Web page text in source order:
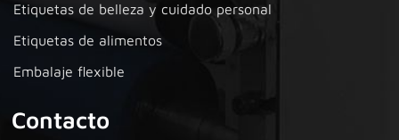
Etiquetas de belleza y cuidado personal
Etiquetas de alimentos
Embalaje flexible
Contacto